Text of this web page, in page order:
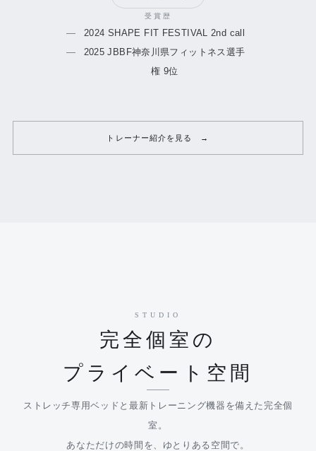
受賞歴
2024 SHAPE FIT FESTIVAL 2nd call
2025 JBBF神奈川県フィットネス選手
権 9位
トレーナー紹介を見る
STUDIO
完全個室の
プライベート空間
ストレッチ専用ベッドと最新トレーニング機器を備えた完全個
室。
あなただけの時間を、ゆとりある空間で。